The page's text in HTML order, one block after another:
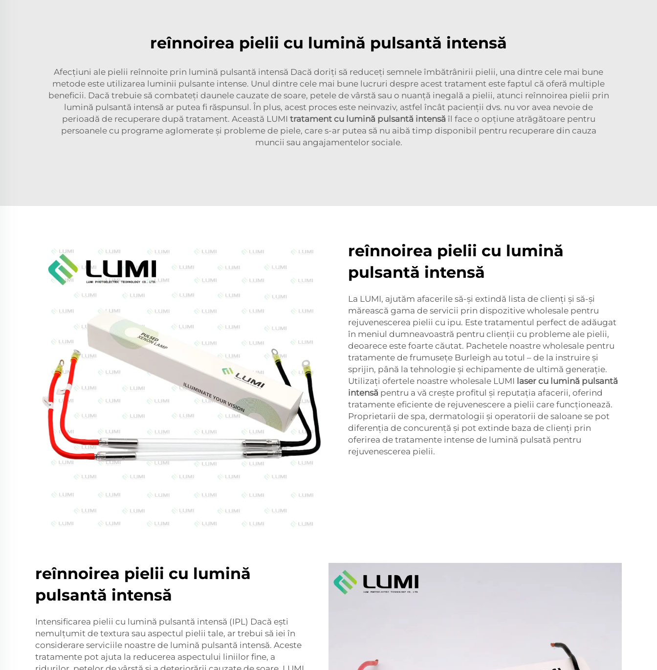
reînnoirea pielii cu lumină pulsantă intensă
Afecțiuni ale pielii reînnoite prin lumină pulsantă intensă Dacă doriți să reduceți semnele îmbătrânirii pielii, una dintre cele mai bune
metode este utilizarea luminii pulsante intense. Unul dintre cele mai bune lucruri despre acest tratament este faptul că oferă multiple
beneficii. Dacă trebuie să combateți daunele cauzate de soare, petele de vârstă sau o nuanță inegală a pielii, atunci reînnoirea pielii prin
lumină pulsantă intensă ar putea fi răspunsul. În plus, acest proces este neinvaziv, astfel încât pacienții dvs. nu vor avea nevoie de
perioadă de recuperare după tratament. Această LUMI tratament cu lumină pulsantă intensă îl face o opțiune atrăgătoare pentru
persoanele cu programe aglomerate și probleme de piele, care s-ar putea să nu aibă timp disponibil pentru recuperare din cauza
muncii sau angajamentelor sociale.
reînnoirea pielii cu lumină
pulsantă intensă
La LUMI, ajutăm afacerile să-și extindă lista de clienți și să-și
mărească gama de servicii prin dispozitive wholesale pentru
rejuvenescerea pielii cu ipu. Este tratamentul perfect de adăugat
în meniul dumneavoastră pentru clienții cu probleme ale pielii,
deoarece este foarte căutat. Pachetele noastre wholesale pentru
tratamente de frumusețe Burleigh au totul – de la instruire și
sprijin, până la tehnologie și echipamente de ultimă generație.
Utilizați ofertele noastre wholesale LUMI laser cu lumină pulsantă
intensă pentru a vă crește profitul și reputația afacerii, oferind
tratamente eficiente de rejuvenescere a pielii care funcționează.
Proprietarii de spa, dermatologii și operatorii de saloane se pot
diferenția de concurență și pot extinde baza de clienți prin
oferirea de tratamente intense de lumină pulsată pentru
rejuvenescerea pielii.
reînnoirea pielii cu lumină
pulsantă intensă
Intensificarea pielii cu lumină pulsantă intensă (IPL) Dacă ești
nemulțumit de textura sau aspectul pielii tale, ar trebui să iei în
considerare serviciile noastre de lumină pulsantă intensă. Aceste
tratamente pot ajuta la reducerea aspectului liniilor fine, a